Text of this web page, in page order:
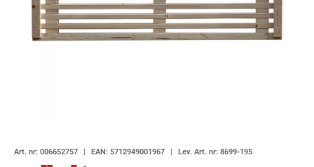
Art. nr: 006652757 EAN: 5712949001967 Lev. Art. nr: 8699-195